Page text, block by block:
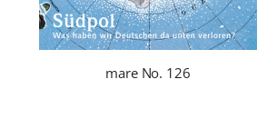
mare No. 126